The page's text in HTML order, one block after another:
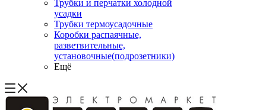
Трубки и перчатки холодной
усадки
Трубки термоусадочные
Коробки распаячные,
разветвительные,
установочные(подрозетники)
Ещё